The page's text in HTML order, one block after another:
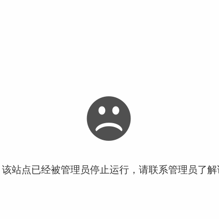
站点已经被管理员停止运行，请联系管理员了